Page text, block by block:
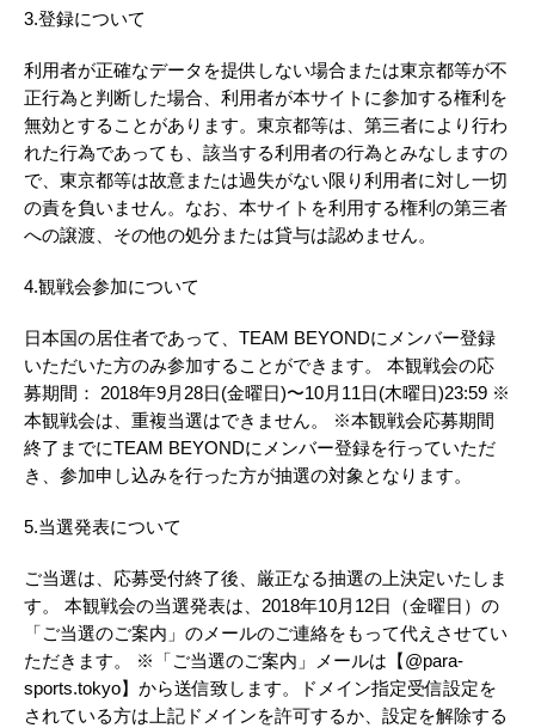
3.登録について
利用者が正確なデータを提供しない場合または東京都等が不
正行為と判断した場合、利用者が本サイトに参加する権利を
無効とすることがあります。東京都等は、第三者により行わ
れた行為であっても、該当する利用者の行為とみなしますの
で、東京都等は故意または過失がない限り利用者に対し一切
の責を負いません。なお、本サイトを利用する権利の第三者
への譲渡、その他の処分または貸与は認めません。
4.観戦会参加について
日本国の居住者であって、TEAM BEYONDにメンバー登録
いただいた方のみ参加することができます。 本観戦会の応
募期間： 2018年9月28日(金曜日)〜10月11日(木曜日)23:59 ※
本観戦会は、重複当選はできません。 ※本観戦会応募期間
終了までにTEAM BEYONDにメンバー登録を行っていただ
き、参加申し込みを行った方が抽選の対象となります。
5.当選発表について
ご当選は、応募受付終了後、厳正なる抽選の上決定いたしま
す。 本観戦会の当選発表は、2018年10月12日（金曜日）の
「ご当選のご案内」のメールのご連絡をもって代えさせてい
ただきます。 ※「ご当選のご案内」メールは【@para-
sports.tokyo】から送信致します。ドメイン指定受信設定を
されている方は上記ドメインを許可するか、設定を解除する